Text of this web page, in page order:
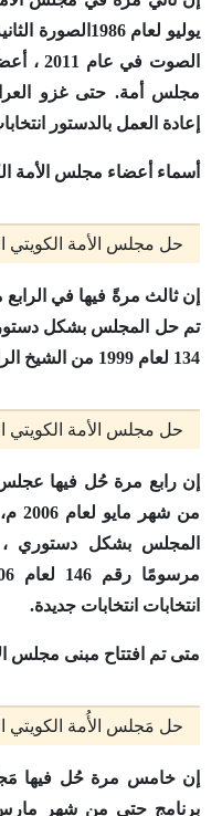
يوليو لعام 1986
الصورة
الصوت
إعادة العمل بالدستور انتخابات
أسماء أعضاء مجلس الأمة
حل مجلس الأمة الكويتي
إن ثالث مرةً فيها في الرابع
تم حل المجلس بشكل
134 لعام 1999 من الشيخ الراحل جابر الأحمد.
حل مجلس الأمة الكويتي
إن رابع مرة حُل فيها عجلس
من شهر مايو لعام 2006 م
المجلس بشكل دستوري ،
انتخابات انتخابات جديدة.
متى تم افتتاح مبنى مجلس
حل مَجلس الأُمة الكويتي
إن خامس مرة حُل فيها
برنامج حتى من شهر مارس